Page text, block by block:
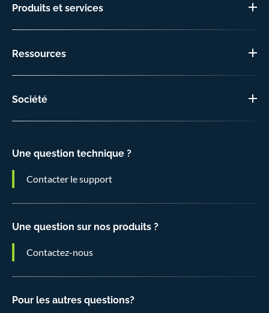
Produits et services
Ressources
Société
Une question technique ?
Contacter le support
Une question sur nos produits ?
Contactez-nous
Pour les autres questions?